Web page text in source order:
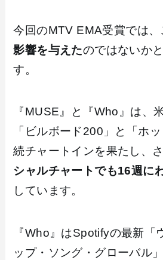
今回のMTV EMA受賞では、
影響を与えたのではないか
す。
『MUSE』と『Who』は、
「ビルボード200」と「ホ
続チャートインを果たし、
シャルチャートでも16週に
しています。
『Who』はSpotifyの最新「
ップ・ソング・グローバル